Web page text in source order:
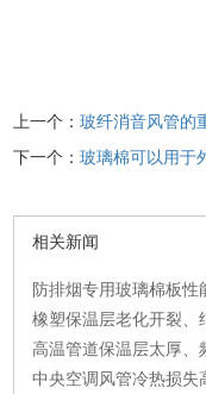
上一个：玻纤消音风管的
下一个：玻璃棉可以用于
相关新闻
防排烟专用玻璃棉板性
橡塑保温层老化开裂
高温管道保温层太厚
中央空调风管冷热损